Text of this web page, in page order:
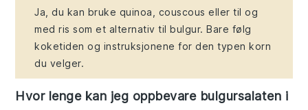
Ja, du kan bruke quinoa, couscous eller til og
med ris som et alternativ til bulgur. Bare følg
koketiden og instruksjonene for den typen korn
du velger.
Hvor lenge kan jeg oppbevare bulgursalaten i